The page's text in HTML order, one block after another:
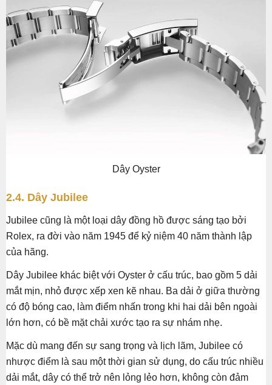
Dây Oyster
2.4. Dây Jubilee
Jubilee cũng là một loại dây đồng hồ được sáng tạo bởi
Rolex, ra đời vào năm 1945 để kỷ niệm 40 năm thành lập
của hãng.
Dây Jubilee khác biệt với Oyster ở cấu trúc, bao gồm 5 dải
mắt mịn, nhỏ được xếp xen kẽ nhau. Ba dải ở giữa thường
có độ bóng cao, làm điểm nhấn trong khi hai dải bên ngoài
lớn hơn, có bề mặt chải xước tạo ra sự nhám nhẹ.
Mặc dù mang đến sự sang trọng và lịch lãm, Jubilee có
nhược điểm là sau một thời gian sử dụng, do cấu trúc nhiều
dải mắt, dây có thể trở nên lỏng lẻo hơn, không còn đảm